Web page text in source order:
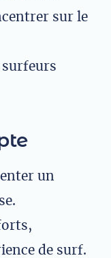
sur le
surfeurs
un
de surf.